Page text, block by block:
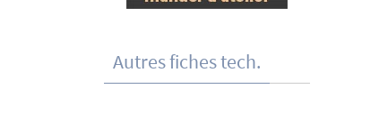
Autres fiches tech.